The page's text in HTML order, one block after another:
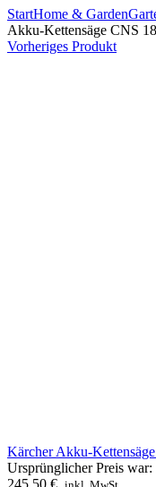
StartHome & Garden
Akku-Kettensäge CNS
Vorheriges Produkt
Kärcher Akku-
Ursprünglicher Preis war: